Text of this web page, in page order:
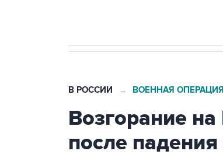
В РОССИИ → ВОЕННАЯ
Возгорание
после